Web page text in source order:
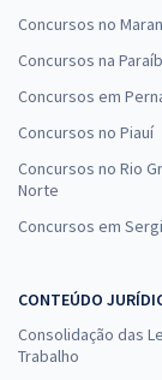
Concursos no
Concursos na
Concursos em
Concursos no Piauí
Concursos no Rio
Norte
Concursos em
CONTEÚDO
Consolidação das
Trabalho